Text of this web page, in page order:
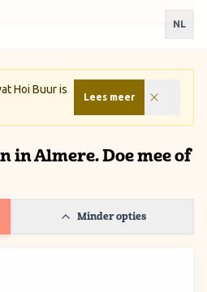
NL
Hoi Buur is
Lees meer
in Almere. Doe mee of
Minder opties